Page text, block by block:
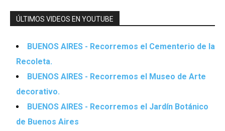
ÚLTIMOS VIDEOS EN YOUTUBE
BUENOS AIRES - Recorremos el Cementerio de la
Recoleta.
BUENOS AIRES - Recorremos el Museo de Arte
decorativo.
BUENOS AIRES - Recorremos el Jardín Botánico
de Buenos Aires